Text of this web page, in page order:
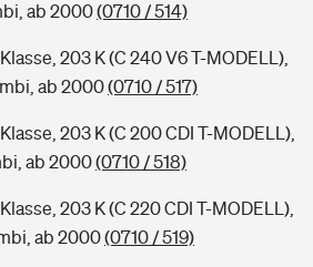
ab 2000(0710 / 514)
203 K (C 240 V6 T-MODELL),
ab 2000(0710 / 517)
203 K (C 200 CDI T-MODELL),
ab 2000(0710 / 518)
203 K (C 220 CDI T-MODELL),
ab 2000(0710 / 519)